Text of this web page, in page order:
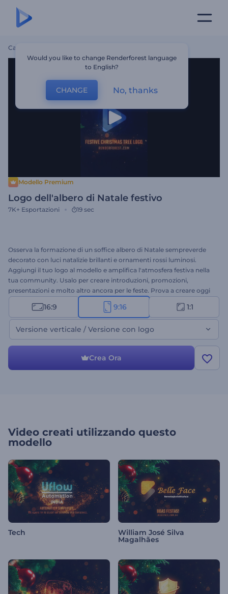
Casa
Modello Premium
Logo dell'albero di Natale festivo
7K+ Esportazioni 19 sec
Osserva la formazione di un soffice albero di Natale sempreverde
decorato con luci natalizie brillanti e ornamenti rossi luminosi.
Aggiungi il tuo logo al modello e amplifica l'atmosfera festiva nella
tua community. Usalo per creare introduzioni, promozioni,
presentazioni e molto altro ancora per le feste. Prova a creare oggi
16:9 9:16 1:1
Versione verticale / Versione con logo
Crea Ora
Video creati utilizzando questo
modello
Tech William José Silva
Magalhães
Would you like to change Renderforest language
to English?
CHANGE No, thanks